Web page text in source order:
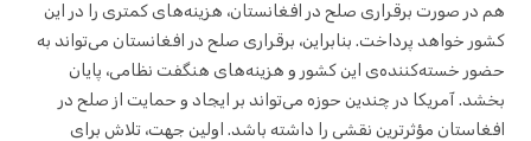
هم در صورت برقراری صلح در افغانستان، هزینه‌های کمتری را در این
کشور خواهد پرداخت. بنابراین، برقراری صلح در افغانستان می‌تواند به
حضور خسته‌کننده‌ی این کشور و هزینه‌های هنگفت نظامی، پایان
بخشد. آمریکا در چندین حوزه می‌تواند بر ایجاد و حمایت از صلح در
افغاستان مؤثرترین نقشی را داشته باشد. اولین جهت، تلاش برای